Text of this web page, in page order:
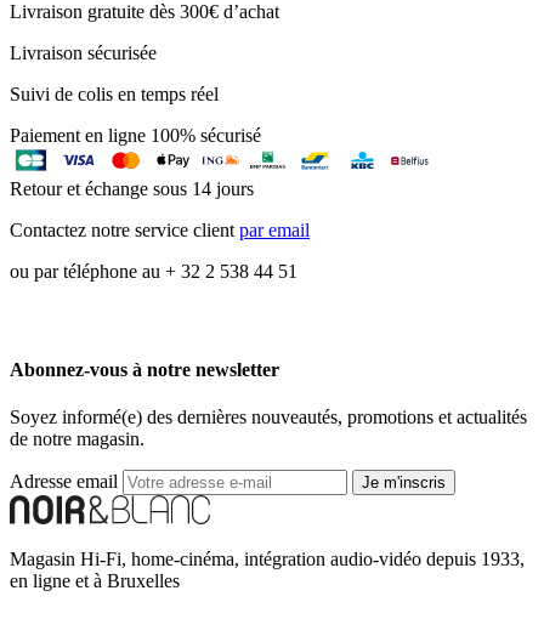
Livraison gratuite dès 300€ d’achat
Livraison sécurisée
Suivi de colis en temps réel
Paiement en ligne 100% sécurisé
Retour et échange sous 14 jours
Contactez notre service clientpar email
ou par téléphone au + 32 2 538 44 51
Abonnez-vous à notre newsletter
Soyez informé(e) des dernières nouveautés, promotions et actualités
de notre magasin.
Adresse email Je m'inscris
Magasin Hi-Fi, home-cinéma, intégration audio-vidéo depuis 1933,
en ligne et à Bruxelles